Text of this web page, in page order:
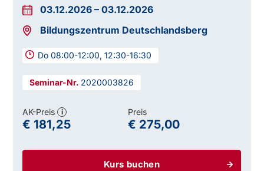
03.12.2026 –03.12.2026
Bildungszentrum Deutschlandsberg
Do 08:00-12:00, 12:30-16:30
2020003826
Kurs buchen
AK-Preis i
€ 181,25
Preis
€ 275,00